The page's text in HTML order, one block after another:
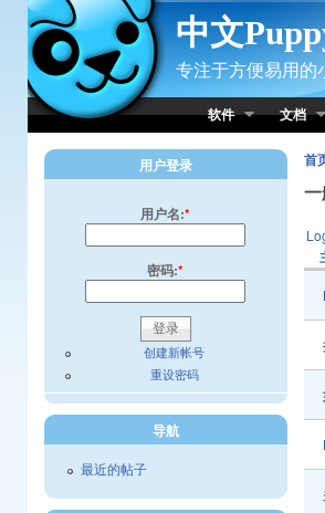
Skip to Content
中文
专注于方便易用的
软件 文档
首
用户登录
用户名:*
密码:*
创建新帐号
重设密码
导航
最近的帖子